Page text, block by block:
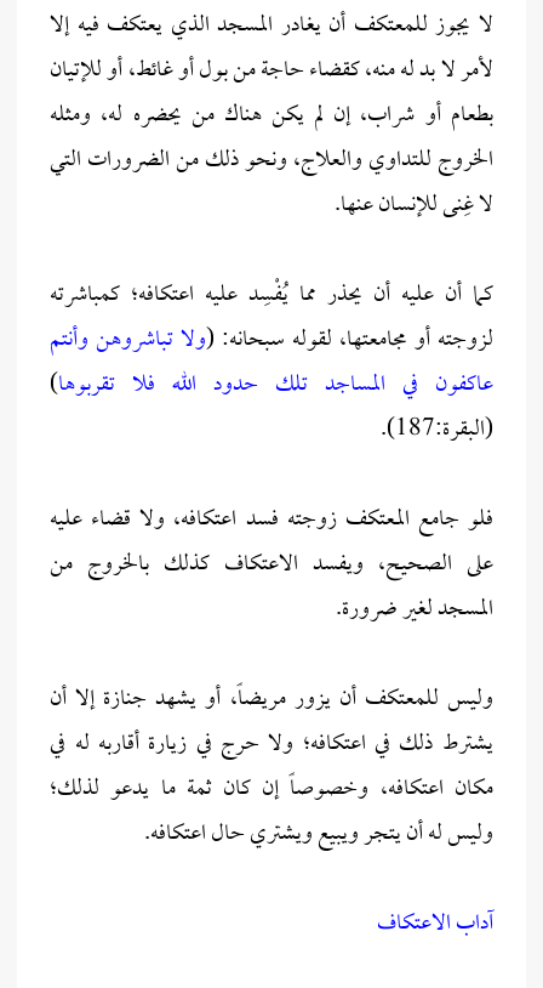
لا يجوز للمعتكف أن يغادر المسجد الذي يعتكف فيه إلا
لأمر لا بد له منه، كقضاء حاجة من بول أو غائط، أو للإتيان
بطعام أو شراب، إن لم يكن هناك من يحضره له، ومثله
الخروج للتداوي والعلاج، ونحو ذلك من الضرورات التي
لا غِنى للإنسان عنها.
كما أن عليه أن يحذر مما يُفْسِد عليه اعتكافه؛ كمباشرته
لزوجته أو مجامعتها، لقوله سبحانه: (ولا تباشروهن وأنتم
عاكفون في المساجد تلك حدود الله فلا تقربوها)
(البقرة:187).
فلو جامع المعتكف زوجته فسد اعتكافه، ولا قضاء عليه
على الصحيح، ويفسد الاعتكاف كذلك بالخروج من
المسجد لغير ضرورة.
وليس للمعتكف أن يزور مريضاً، أو يشهد جنازة إلا أن
يشترط ذلك في اعتكافه؛ ولا حرج في زيارة أقاربه له في
مكان اعتكافه، وخصوصاً إن كان ثمة ما يدعو لذلك؛
وليس له أن يتجر ويبيع ويشتري حال اعتكافه.
آداب الاعتكاف